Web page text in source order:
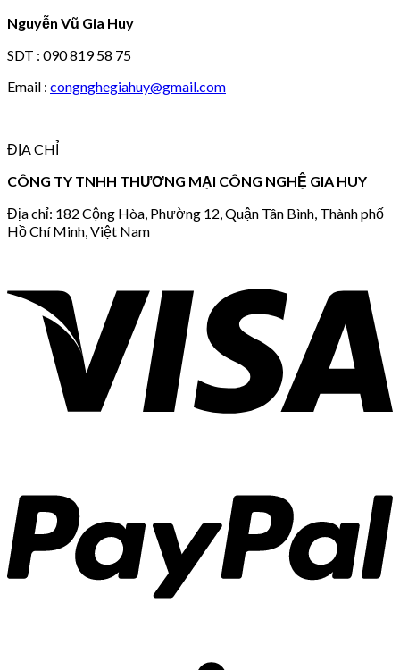
Nguyễn Vũ Gia Huy
SDT : 090 819 58 75
Email : congnghegiahuy@gmail.com
ĐỊA CHỈ
CÔNG TY TNHH THƯƠNG MẠI CÔNG NGHỆ GIA HUY
Địa chỉ: 182 Cộng Hòa, Phường 12, Quận Tân Bình, Thành phố
Hồ Chí Minh, Việt Nam